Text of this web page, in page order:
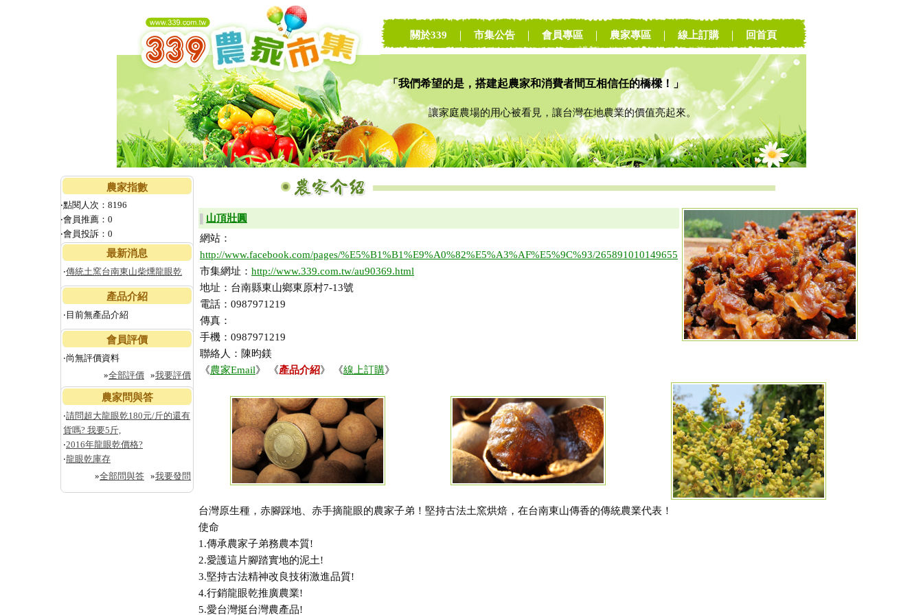
「我們希望的是，搭建起農家和消費者間互相信任的橋樑！」
讓家庭農場的用心被看見，讓台灣在地農業的價值亮起來。
關於339 市集公告 會員專區 農家專區 線上訂購 回首頁
農家指數
‧點閱人次：8196
‧會員推薦：0
‧會員投訴：0
最新消息
‧傳統土窯台南東山柴燻龍眼乾
產品介紹
‧目前無產品介紹
會員評價
‧尚無評價資料
»全部評價 »我要評價
農家問與答
‧請問超大龍眼乾180元/斤的還有
貨嗎? 我要5斤,
‧2016年龍眼乾價格?
‧龍眼乾庫存
»全部問與答 »我要發問
山頂壯圓
網站：
http://www.facebook.com/pages/%E5%B1%B1%E9%A0%82%E5%A3%AF%E5%9C%93/265891010149655
市集網址： http://www.339.com.tw/au90369.html
地址：台南縣東山鄉東原村7-13號
電話：0987971219
傳真：
手機：0987971219
聯絡人：陳昀鎂
《農家Email》 《產品介紹》 《線上訂購》
台灣原生種，赤腳踩地、赤手摘龍眼的農家子弟！堅持古法土窯烘焙，在台南東山傳香的傳統農業代表！
使命
1.傳承農家子弟務農本質!
2.愛護這片腳踏實地的泥土!
3.堅持古法精神改良技術激進品質!
4.行銷龍眼乾推廣農業!
5.愛台灣挺台灣農產品!